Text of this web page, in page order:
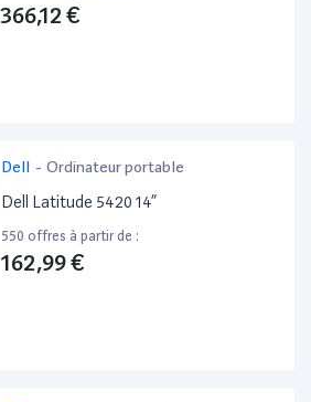
366,12 €
Dell - Ordinateur portable
Dell Latitude 5420 14”
550 offres à partir de :
162,99 €